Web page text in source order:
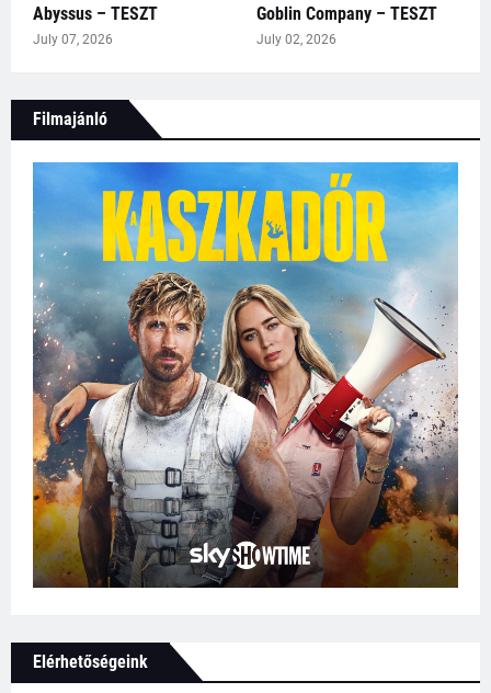
Abyssus – TESZT
July 07, 2026
Goblin Company – TESZT
July 02, 2026
Filmajánló
Elérhetőségeink